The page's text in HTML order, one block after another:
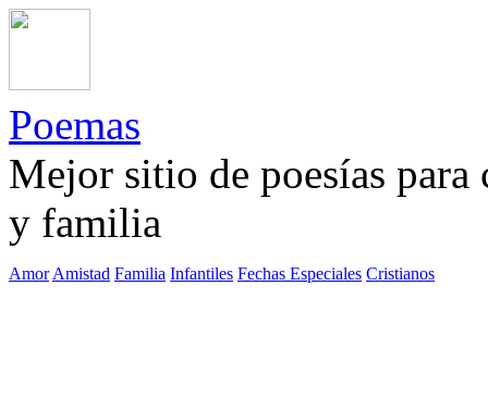
Poemas
Mejor sitio de poesías
y familia
Amor Amistad Familia Infantiles Fechas Especiales Cristianos